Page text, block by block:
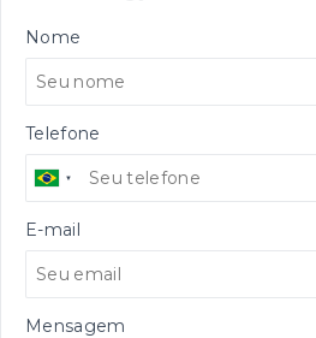
Nome
Telefone
E-mail
Mensagem